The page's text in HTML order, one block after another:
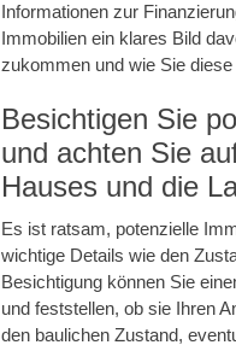
Informationen zur
Immobilien ein klares Bild
zukommen und wie Sie
Besichtigen Sie
und achten Sie
Hauses und die
Es ist ratsam, potenzielle
wichtige Details wie den
Besichtigung können Sie
und feststellen, ob sie Ihren
den baulichen Zustand,